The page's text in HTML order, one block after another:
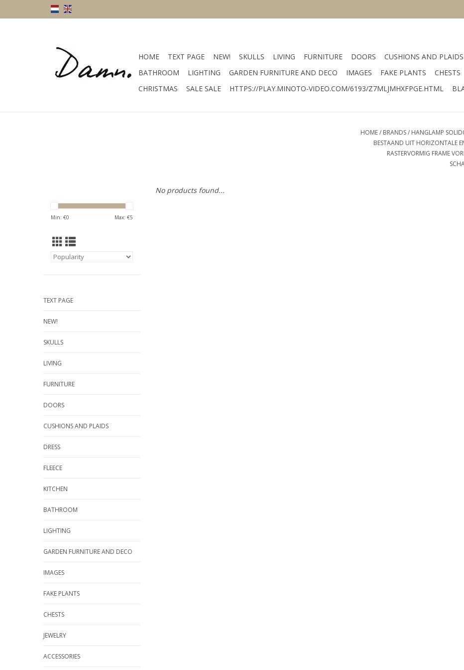
HOME TEXT PAGE NEW! SKULLS LIVING FURNITURE DOORS CUSHIONS AND PLAIDS
BATHROOM
LIGHTING GARDEN FURNITURE AND DECO IMAGES FAKE PLANTS CHESTS
CHRISTMAS
SALE SALE HTTPS://PLAY.MINOTO-VIDEO.COM/6193/Z7MLJMHXFPGE.HTML
HOME/ BRANDS/ HANGLAMP
BESTAAND UIT HORIZONTALE
RASTERVORMIG FRAME
Min: €0 Max: €5
TEXT PAGE
NEW!
SKULLS
LIVING
FURNITURE
DOORS
CUSHIONS AND PLAIDS
DRESS
FLEECE
KITCHEN
BATHROOM
LIGHTING
GARDEN FURNITURE AND DECO
IMAGES
FAKE PLANTS
CHESTS
JEWELRY
ACCESSORIES
No products found...